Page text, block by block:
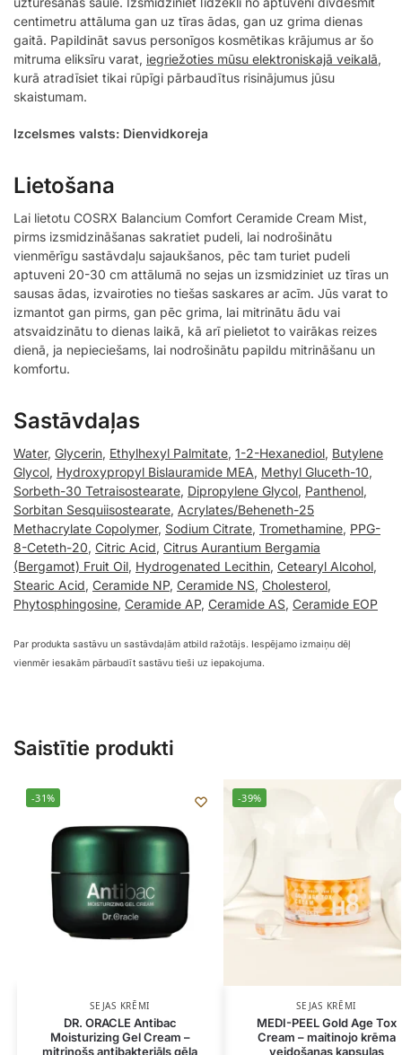
centimetru attāluma gan uz tīras ādas, gan uz grima dienas
gaitā. Papildināt savus personīgos kosmētikas krājumus ar šo
mitruma eliksīru varat, iegriežoties mūsu elektroniskajā veikalā,
kurā atradīsiet tikai rūpīgi pārbaudītus risinājumus jūsu
skaistumam.
Izcelsmes valsts: Dienvidkoreja
Lietošana
Lai lietotu COSRX Balancium Comfort Ceramide Cream Mist,
pirms izsmidzināšanas sakratiet pudeli, lai nodrošinātu
vienmērīgu sastāvdaļu sajaukšanos, pēc tam turiet pudeli
aptuveni 20-30 cm attālumā no sejas un izsmidziniet uz tīras un
sausas ādas, izvairoties no tiešas saskares ar acīm. Jūs varat to
izmantot gan pirms, gan pēc grima, lai mitrinātu ādu vai
atsvaidzinātu to dienas laikā, kā arī pielietot to vairākas reizes
dienā, ja nepieciešams, lai nodrošinātu papildu mitrināšanu un
komfortu.
Sastāvdaļas
Water, Glycerin, Ethylhexyl Palmitate, 1-2-Hexanediol, Butylene
Glycol, Hydroxypropyl Bislauramide MEA, Methyl Gluceth-10,
Sorbeth-30 Tetraisostearate, Dipropylene Glycol, Panthenol,
Sorbitan Sesquiisostearate, Acrylates/Beheneth-25
Methacrylate Copolymer, Sodium Citrate, Tromethamine, PPG-
8-Ceteth-20, Citric Acid, Citrus Aurantium Bergamia
(Bergamot) Fruit Oil, Hydrogenated Lecithin, Cetearyl Alcohol,
Stearic Acid, Ceramide NP, Ceramide NS, Cholesterol,
Phytosphingosine, Ceramide AP, Ceramide AS, Ceramide EOP
Par produkta sastāvu un sastāvdaļām atbild ražotājs. Iespējamo izmaiņu dēļ
vienmēr iesakām pārbaudīt sastāvu tieši uz iepakojuma.
Saistītie produkti
-31%
SEJAS KRĒMI
DR. ORACLE Antibac
Moisturizing Gel Cream –
mitrinošs antibakteriāls gēla
-39%
SEJAS KRĒMI
MEDI-PEEL Gold Age Tox
Cream – maitinojo krēma
veidošanas kapsulas